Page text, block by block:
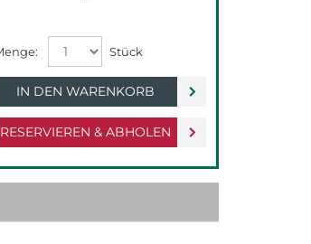
RESERVIEREN & ABHOLEN
IN DEN WARENKORB